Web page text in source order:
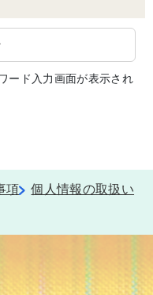
ード入力画面が表示され
項
個人情報の取扱い